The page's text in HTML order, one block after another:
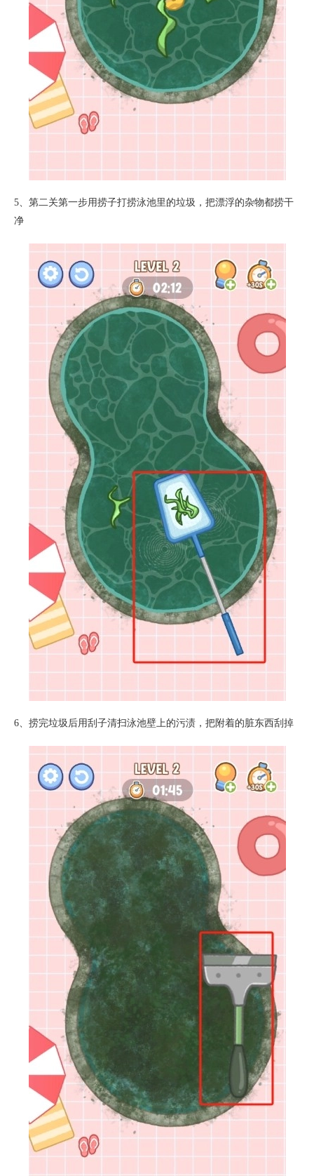
5、第二关第一步用捞子打捞泳池里的垃圾，把漂浮的杂物都捞干
净
6、捞完垃圾后用刮子清扫泳池壁上的污渍，把附着的脏东西刮掉